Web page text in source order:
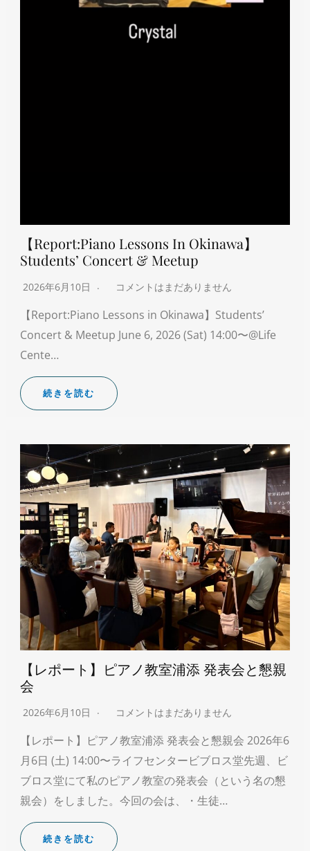
【Report:Piano Lessons In Okinawa】
Students’ Concert & Meetup
2026年6月10日 コメントはまだありません
【Report:Piano Lessons in Okinawa】Students’
Concert & Meetup June 6, 2026 (Sat) 14:00〜@Life
Cente…
続きを読む
【レポート】ピアノ教室浦添 発表会と懇親
会
2026年6月10日 コメントはまだありません
【レポート】ピアノ教室浦添 発表会と懇親会 2026年6
月6日 (土) 14:00〜ライフセンタービブロス堂先週、ビ
ブロス堂にて私のピアノ教室の発表会（という名の懇
親会）をしました。今回の会は、・生徒…
続きを読む